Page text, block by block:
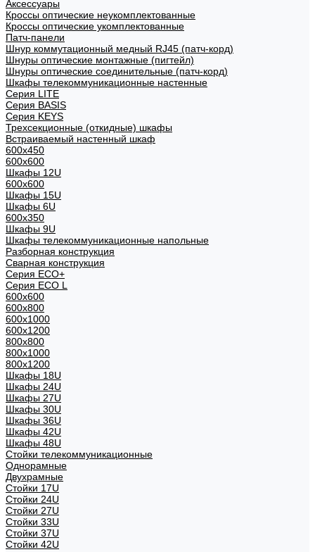
Аксессуары
Кроссы оптические неукомплектованные
Кроссы оптические укомплектованные
Патч-панели
Шнур коммутационный медный RJ45 (патч-корд)
Шнуры оптические монтажные (пигтейл)
Шнуры оптические соединительные (патч-корд)
Шкафы телекоммуникационные настенные
Cерия LITE
Cерия BASIS
Cерия KEYS
Трехсекционные (откидные) шкафы
Встраиваемый настенный шкаф
600x450
600x600
Шкафы 12U
600x600
Шкафы 15U
Шкафы 6U
600x350
Шкафы 9U
Шкафы телекоммуникационные напольные
Разборная конструкция
Сварная конструкция
Серия ECO+
Серия ECO L
600x600
600x800
600х1000
600х1200
800x800
800х1000
800х1200
Шкафы 18U
Шкафы 24U
Шкафы 27U
Шкафы 30U
Шкафы 36U
Шкафы 42U
Шкафы 48U
Стойки телекоммуникационные
Однорамные
Двухрамные
Стойки 17U
Стойки 24U
Стойки 27U
Стойки 33U
Стойки 37U
Стойки 42U